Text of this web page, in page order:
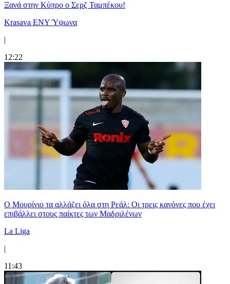
Ξανά στην Κύπρο ο Σερζ Ταμπέκου!
Krasava ENY Ύψωνα
|
12:22
Ο Μουρίνιο τα αλλάζει όλα στη Ρεάλ: Οι τρεις κανόνες που έχει
επιβάλλει στους παίκτες των Μαδριλένων
La Liga
|
11:43